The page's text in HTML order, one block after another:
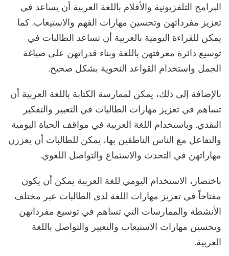
البرامج التلفزيونية والأفلام باللغة العربية أن يساعد في
تعزيز مفرداتهن وتحسين مهارات الفهم والاستيعاب. كما
يمكن للقراءة اليومية بالعربية أن تساعد الطالبات في
توسيع دائرة معرفتهن باللغة وبناء قدراتهن على صياغة
الجمل واستخدام القواعد النحوية بشكل صحيح.
بالإضافة إلى ذلك، يمكن لممارسة الكتابة باللغة العربية أن
تساهم في تعزيز مهارات الطالبات في التعبير والتفكير
النقدي. وباستخدام اللغة العربية في مواقف الحياة اليومية
والتفاعل مع الناس الناطقين بها، يمكن للطالبات أن يعززن
مهاراتهن في التحدث والاستماع والتواصل اللغوي.
باختصار، الاستخدام اليومي للغة العربية يمكن أن يكون
مفتاحاً في تعزيز مهارات اللغة لدى الطالبات عبر مختلف
الأنشطة والممارسات التي تساهم في توسيع مفرداتهن
وتحسين مهارات الاستيعاب والتعبير والتواصل باللغة
العربية.